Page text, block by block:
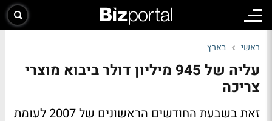
ראשי בארץ
עליה של 945 מיליון דולר ביבוא מוצרי
צריכה
זאת בשבעת החודשים הראשונים של 2007 לעומת